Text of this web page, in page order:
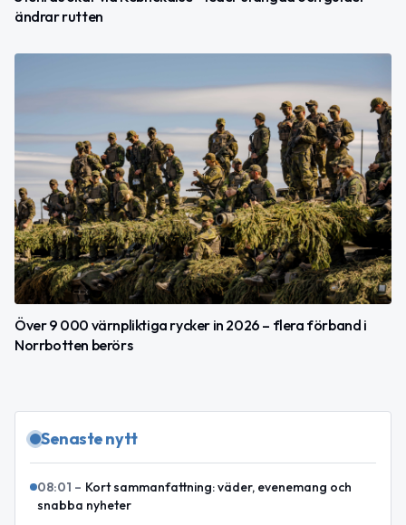
ändrar rutten
Över 9 000 värnpliktiga rycker in 2026 – flera förband i
Norrbotten berörs
Senaste nytt
08:01 – Kort sammanfattning: väder, evenemang och
snabba nyheter